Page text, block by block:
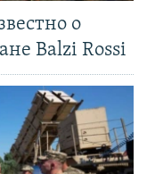
о
Balzi Rossi